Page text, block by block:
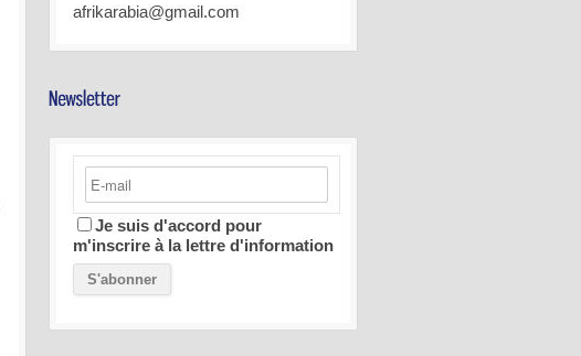
afrikarabia@gmail.com
Je suis d'accord pour
m'inscrire à la lettre d'information